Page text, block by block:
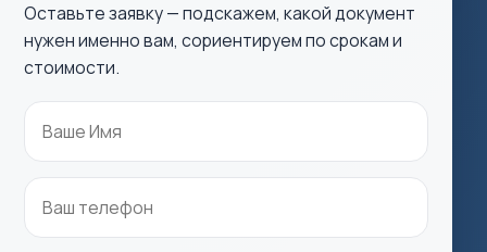
Оставьте заявку — подскажем, какой документ
нужен именно вам, сориентируем по срокам и
стоимости.